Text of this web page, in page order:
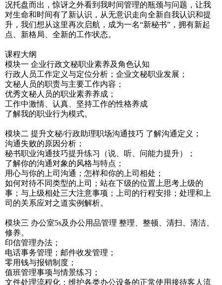
况托盘而出，惊讶之外看到我时间管理的瓶颈与问题，让我
对生命和时间有了新认识，从无意识走向全新自我认识和提
升，我们想从这里再次启航，成为一名“新秘书”，拥有新起
点、新格局、全新的工作状态。
课程大纲
模块一 企业行政文秘职业素养及角色认知
行政人员工作定义与定位分析；企业文秘职业发展；
文秘人员的职责与主要工作内容；
优秀文秘人员的职业素养养成；
工作中激情、认真、坚持工作的性格养成
了解我的职业行为模式。
模块二 提升文秘/行政助理职场沟通技巧 了解沟通定义；
沟通失败的原因分析；
秘书职业沟通技巧提升练习（说、听、问能力提升）；
了解你的沟通对象的风格与特点；
用心与你的上司沟通；怎样和你的上司相处；
如何对待不同类型的上司；站在下级的位置上思考上级的
事；与上级相处三大注意事项；上司的行程安排；处理和上
司的关系应对之道实例解析。
模块三 办公室5s及办公用品管理 整理、整顿、清扫、清洁、
修养。
印信管理办法；
电话事务管理；邮件收发管理；
零用钱与报销制度；
值班管理事项与情景练习；
文件处理流程化；维护各类办公设备的正常使用接待客人流